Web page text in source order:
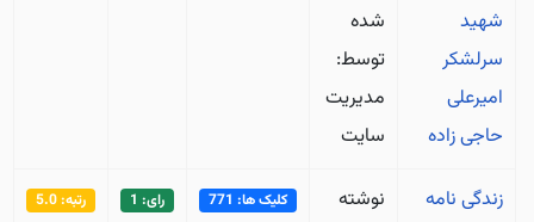
شهید
سرلشکر
امیرعلی
حاجی زاده
شده
توسط:
مدیریت
سایت
زندگی نامه
نوشته
کلیک ها: 771 رای: 1 رتبه: 5.0